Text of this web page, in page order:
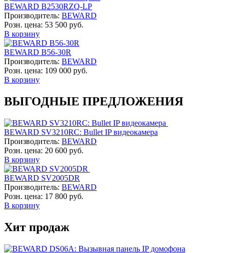
BEWARD B2530RZQ-LP
Производитель: BEWARD
Розн. цена: 53 500 руб.
В корзину
BEWARD B56-30R
Производитель: BEWARD
Розн. цена: 109 000 руб.
В корзину
ВЫГОДНЫЕ ПРЕДЛОЖЕНИЯ
BEWARD SV3210RC: Bullet IP видеокамера
Производитель: BEWARD
Розн. цена: 20 600 руб.
В корзину
BEWARD SV2005DR
Производитель: BEWARD
Розн. цена: 17 800 руб.
В корзину
Хит продаж